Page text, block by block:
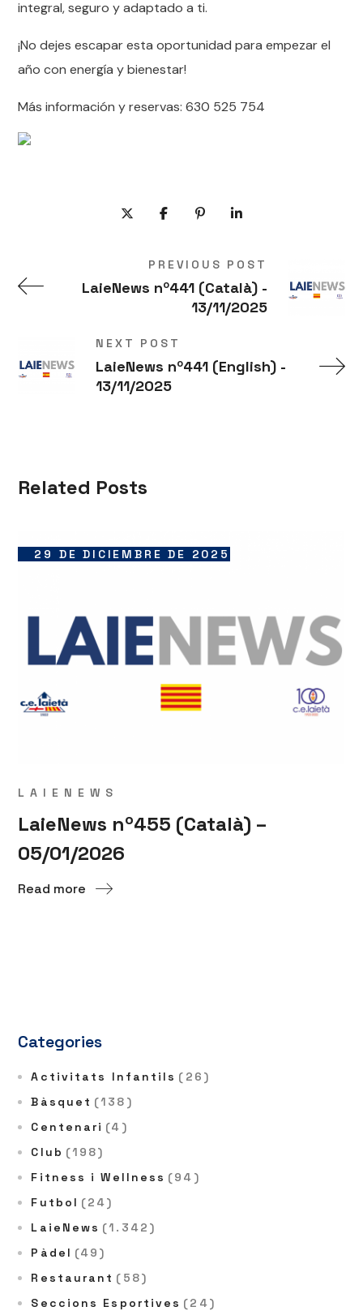
integral, seguro y adaptado a ti.
¡No dejes escapar esta oportunidad para empezar el
año con energía y bienestar!
Más información y reservas: 630 525 754
PREVIOUS POST
LaieNews nº441 (Català) -
13/11/2025
NEXT POST
LaieNews nº441 (English) -
13/11/2025
Related Posts
29 DE DICIEMBRE DE 2025
LAIENEWS
LaieNews nº455 (Català) –
05/01/2026
Read more
Categories
Activitats Infantils (26)
Bàsquet (138)
Centenari (4)
Club (198)
Fitness i Wellness (94)
Futbol (24)
LaieNews (1.342)
Pàdel (49)
Restaurant (58)
Seccions Esportives (24)